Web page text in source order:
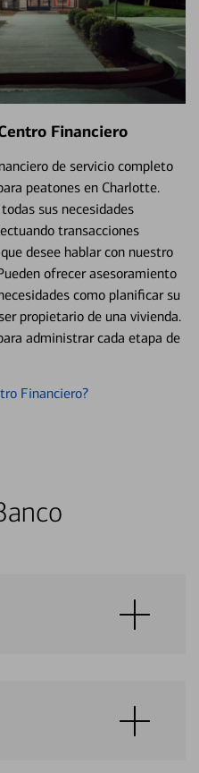
Financiero
de servicio completo
peatones en Charlotte.
sus necesidades
transacciones
desee hablar con nuestro
ofrecer asesoramiento
como planificar su
propietario de una vivienda.
administrar cada etapa de
Financiero?